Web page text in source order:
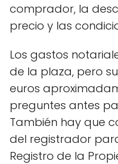
comprador, la
precio y las
Los gastos
de la plaza, pero
euros
preguntes antes
También hay que
del registrador
Registro de la